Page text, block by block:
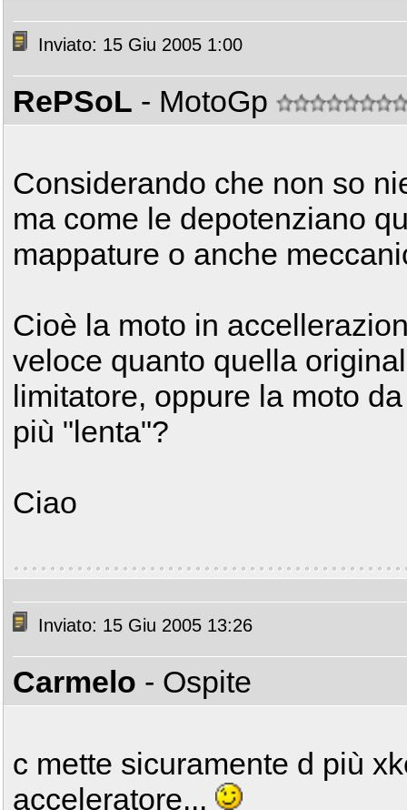
Inviato: 15 Giu 2005 1:00
RePSoL - MotoGp
Considerando che non so
ma come le depotenziano
mappature o anche
Cioè la moto in
veloce quanto quella
limitatore, oppure la moto
più "lenta"?
Ciao
Inviato: 15 Giu 2005 13:26
Carmelo - Ospite
c mette sicuramente d più
acceleratore...